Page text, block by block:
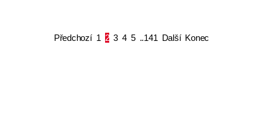
Předchozí 1 2 3 4 5 ..141 Další Konec